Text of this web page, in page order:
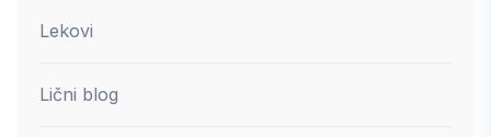
Lekovi
Lični blog